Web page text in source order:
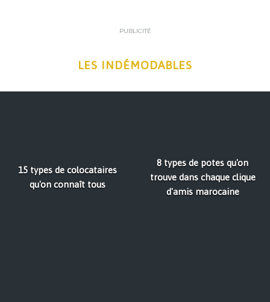
PUBLICITÉ
LES INDÉMODABLES
15 types de colocataires
qu'on connaît tous
8 types de potes qu'on
trouve dans chaque clique
d'amis marocaine